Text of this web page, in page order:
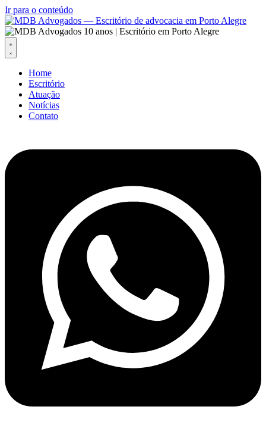
Ir para o conteúdo
Home
Escritório
Atuação
Notícias
Contato